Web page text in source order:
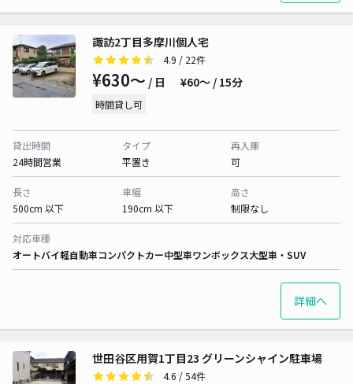
諏訪2丁目多摩川個人宅
4.9 / 22件
¥630〜 / 日 ¥60〜 / 15分
時間貸し可
貸出時間
24時間営業
タイプ
平置き
再入庫
可
長さ
500cm 以下
車幅
190cm 以下
高さ
制限なし
対応車種
オートバイ軽自動車コンパクトカー中型車ワンボックス大型車・SUV
詳細へ
世田谷区用賀1丁目23 グリーンシャイン駐車場
4.6 / 54件